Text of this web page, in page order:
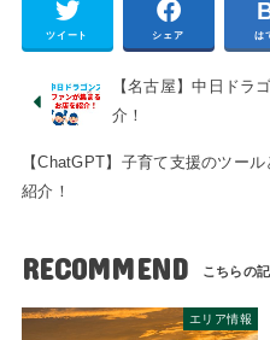
ツイート シェア は
【名古屋】中日ドラ
介！
【ChatGPT】子育て支援のツー
紹介！
RECOMMEND
エリア情報